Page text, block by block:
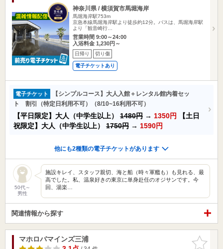
神奈川県 / 横須賀市馬堀海岸
馬堀海岸駅753m
京急本線馬堀海岸駅より徒歩約12分。バスは、馬堀海岸駅
より「観音崎行…
営業時間 9:00～24:00
入浴料金 1,230円～
日帰り 切り傷
電子チケットあり
電子チケット
【シンプルコース】大人入館＋レンタル館内着セッ
ト 割引（特定日利用不可）（8/10~16利用不可）
【平日限定】大人（中学生以上） 1480円 → 1350円
【土日
祝限定】大人（中学生以上） 1750円 → 1590円
他にも2種類の電子チケットがあります
50代～
男性
施設キレイ、スタッフ親切、海と船（時々軍艦も）も見れる、最
高でした。私、温泉好きの東京に単身赴任のオジサンです。今
回、湯楽…
関連情報から探す
お気に入
りに追加
マホロバマインズ三浦